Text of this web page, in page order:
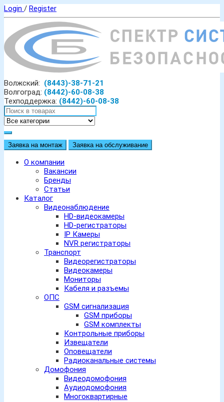
Login / Register
Волжский: (8443)-38-71-21
Волгоград: (8442)-60-08-38
Техподдержка: (8442)-60-08-38
Заявка на монтаж Заявка на обслуживание
О компании
Вакансии
Бренды
Статьи
Каталог
Видеонаблюдение
HD-видеокамеры
HD-регистраторы
IP Камеры
NVR регистраторы
Транспорт
Видеорегистраторы
Видеокамеры
Мониторы
Кабеля и разъемы
ОПС
GSM сигнализация
GSM приборы
GSM комплекты
Контрольные приборы
Извещатели
Оповещатели
Радиоканальные системы
Домофония
Видеодомофония
Аудиодомофония
Многоквартирные